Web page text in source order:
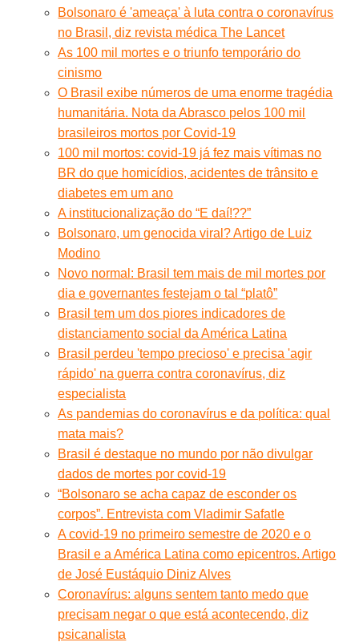
Bolsonaro é 'ameaça' à luta contra o coronavírus
no Brasil, diz revista médica The Lancet
As 100 mil mortes e o triunfo temporário do
cinismo
O Brasil exibe números de uma enorme tragédia
humanitária. Nota da Abrasco pelos 100 mil
brasileiros mortos por Covid-19
100 mil mortos: covid-19 já fez mais vítimas no
BR do que homicídios, acidentes de trânsito e
diabetes em um ano
A institucionalização do “E daí!??”
Bolsonaro, um genocida viral? Artigo de Luiz
Modino
Novo normal: Brasil tem mais de mil mortes por
dia e governantes festejam o tal “platô”
Brasil tem um dos piores indicadores de
distanciamento social da América Latina
Brasil perdeu 'tempo precioso' e precisa 'agir
rápido' na guerra contra coronavírus, diz
especialista
As pandemias do coronavírus e da política: qual
mata mais?
Brasil é destaque no mundo por não divulgar
dados de mortes por covid-19
“Bolsonaro se acha capaz de esconder os
corpos”. Entrevista com Vladimir Safatle
A covid-19 no primeiro semestre de 2020 e o
Brasil e a América Latina como epicentros. Artigo
de José Eustáquio Diniz Alves
Coronavírus: alguns sentem tanto medo que
precisam negar o que está acontecendo, diz
psicanalista